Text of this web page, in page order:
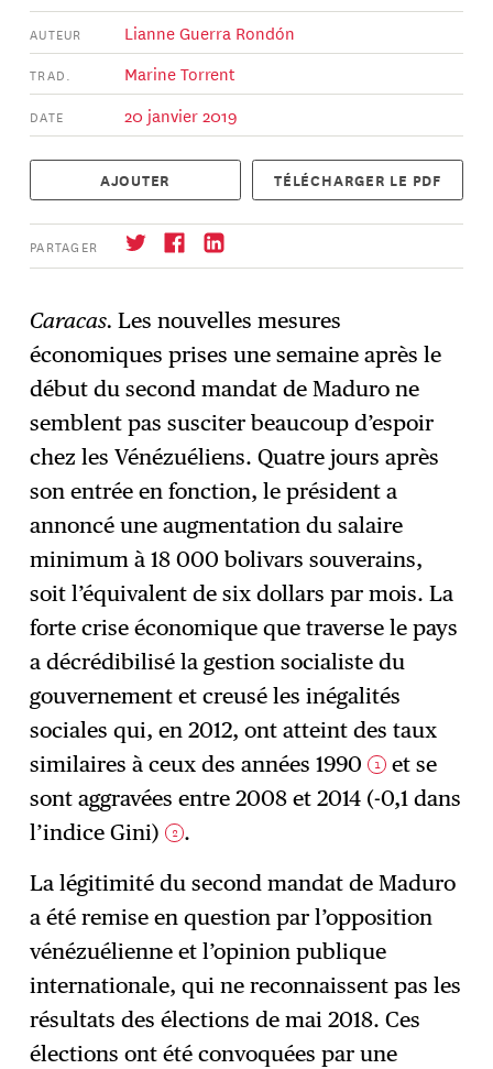
AUTEUR Lianne Guerra Rondón
TRAD. Marine Torrent
DATE 20 janvier 2019
AJOUTER TÉLÉCHARGER LE PDF
PARTAGER
→ S'abonner
Caracas.Les nouvelles mesures
économiques prises une semaine après le
début du second mandat de Maduro ne
semblent pas susciter beaucoup d’espoir
chez les Vénézuéliens. Quatre jours après
son entrée en fonction, le président a
annoncé une augmentation du salaire
minimum à 18 000 bolivars souverains,
soit l’équivalent de six dollars par mois. La
forte crise économique que traverse le pays
a décrédibilisé la gestion socialiste du
gouvernement et creusé les inégalités
sociales qui, en 2012, ont atteint des taux
similaires à ceux des années 1990 1
et se
sont aggravées entre 2008 et 2014 (-0,1 dans
l’indice Gini) 2 .
La légitimité du second mandat de Maduro
a été remise en question par l’opposition
vénézuélienne et l’opinion publique
internationale, qui ne reconnaissent pas les
résultats des élections de mai 2018. Ces
élections ont été convoquées par une